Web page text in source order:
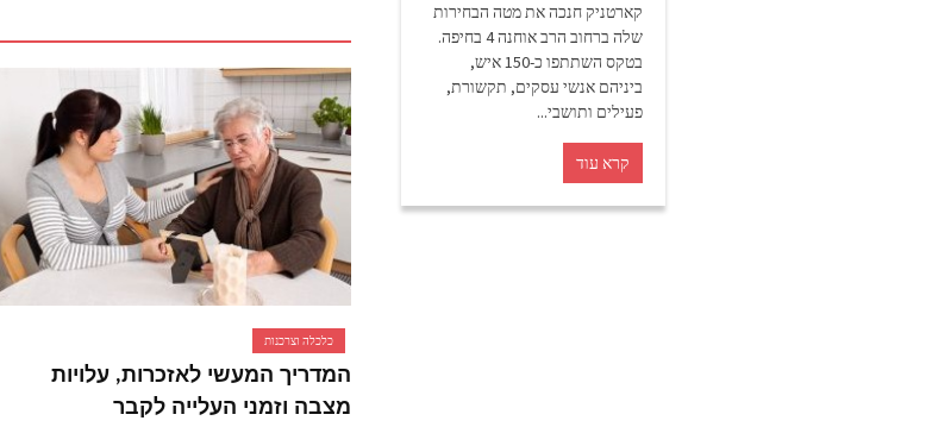
כלכלה וצרכנות
המדריך המעשי לאזכרות, עלויות
מצבה וזמני העלייה לקבר
קארטניק חנכה את מטה הבחירות
שלה ברחוב הרב אוחנה 4 בחיפה.
בטקס השתתפו כ-150 איש,
ביניהם אנשי עסקים, תקשורת,
פעילים ותושבי...
קרא עוד